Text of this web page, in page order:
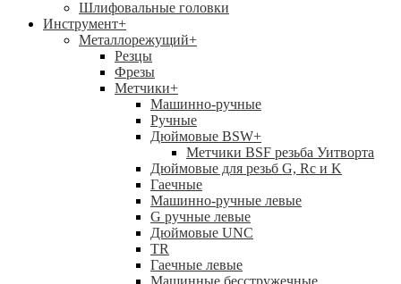
Шлифовальные головки
Инструмент+
Металлорежущий+
Резцы
Фрезы
Метчики+
Машинно-ручные
Ручные
Дюймовые BSW+
Метчики BSF резьба Уитворта
Дюймовые для резьб G, Rc и K
Гаечные
Машинно-ручные левые
G ручные левые
Дюймовые UNC
TR
Гаечные левые
Машинные бесстружечные